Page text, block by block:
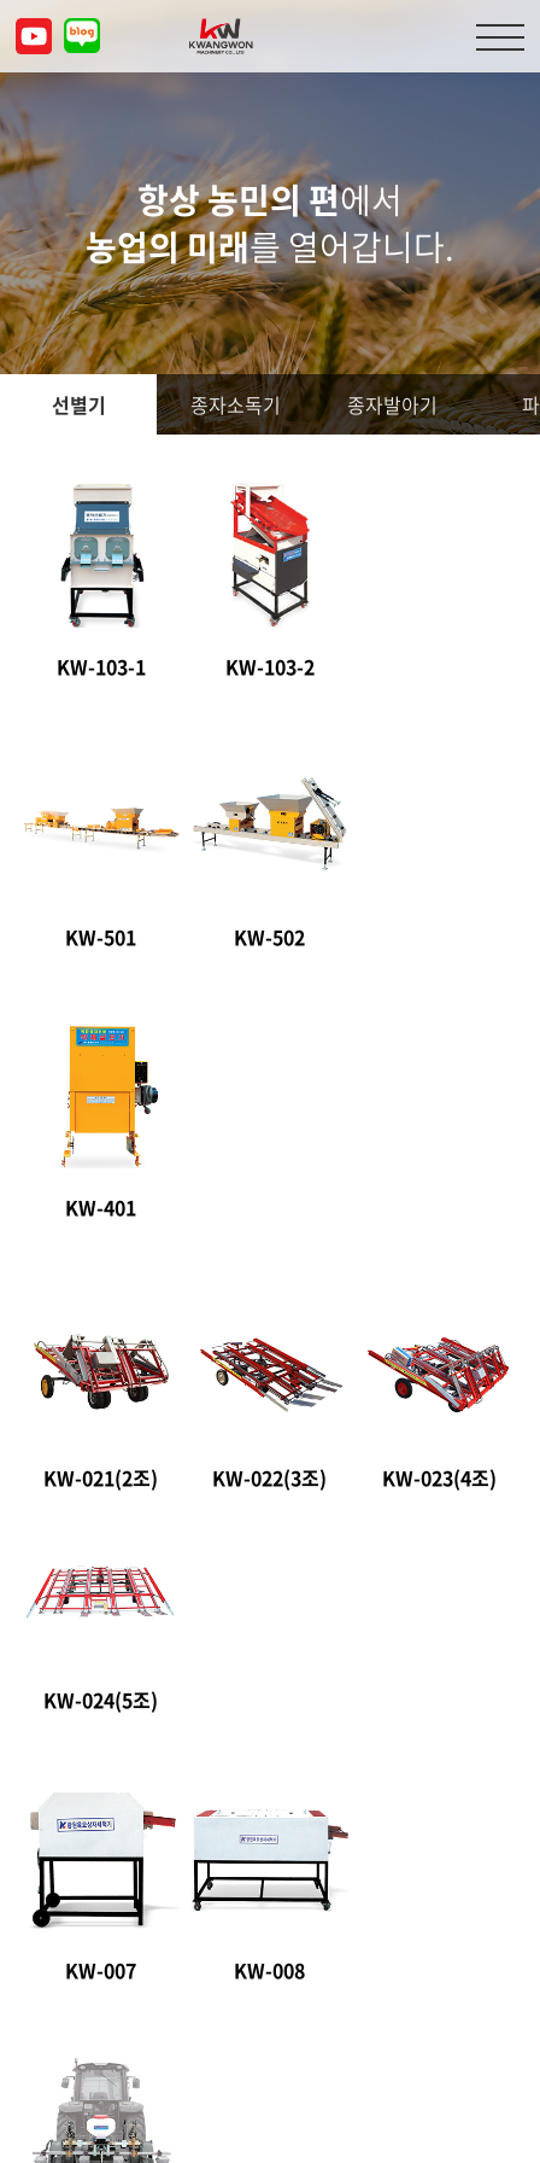
제품소개
고객센터
문의하기
KOR ENG CHN JPN
항상 농민의 편에서
농업의 미래를 열어갑니다.
선별기 종자소독기 종자발아기
KW-103-1 KW-103-2
KW-501 KW-502
KW-401
KW-021(2조) KW-022(3조) KW-023(4조)
KW-024(5조)
KW-007 KW-008